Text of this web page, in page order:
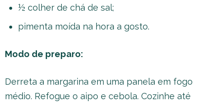
½ colher de chá de sal;
pimenta moída na hora a gosto.
Modo de preparo:
Derreta a margarina em uma panela em fogo
médio. Refogue o aipo e cebola. Cozinhe até